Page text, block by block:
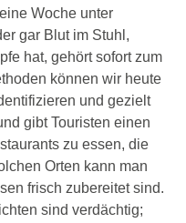
Woche unter
gar Blut im Stuhl,
hat, gehört sofort zum
können wir heute
und gezielt
gibt Touristen einen
zu essen, die
Orten kann man
frisch zubereitet sind.
sind verdächtig;